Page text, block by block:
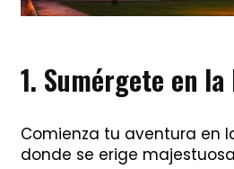
1. Sumérgete en
Comienza tu aventura en
donde se erige